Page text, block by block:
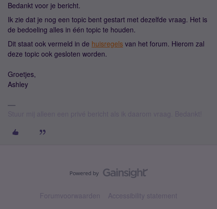
Bedankt voor je bericht.
Ik zie dat je nog een topic bent gestart met dezelfde vraag. Het is
de bedoeling alles in één topic te houden.
Dit staat ook vermeld in de huisregels van het forum. Hierom zal
deze topic ook gesloten worden.
Groetjes,
Ashley
Forumvoorwaarden Accessibility statement